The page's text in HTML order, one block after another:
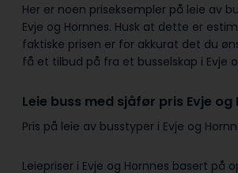
Her er noen priseksempler på leie av
Evje og Hornnes. Husk at dette er
faktiske prisen er for akkurat det du
få et tilbud på fra et busselskap i Evje
Leie buss med sjåfør pris Evje og
Pris på leie av busstyper i Evje og
Leiepriser i Evje og Hornnes basert på